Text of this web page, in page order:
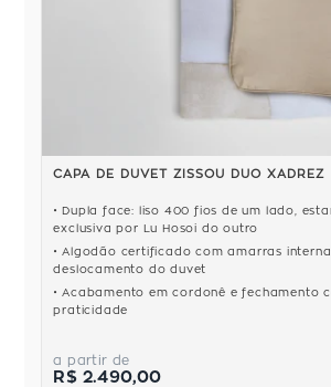
CAPA DE DUVET ZISSOU DUO XADREZ
Dupla face: liso 400 fios de um lado,
exclusiva por Lu Hosoi do outro
Algodão certificado com amarras
deslocamento do duvet
Acabamento em cordonê e fechamento
praticidade
a partir de
R$ 2.490,00